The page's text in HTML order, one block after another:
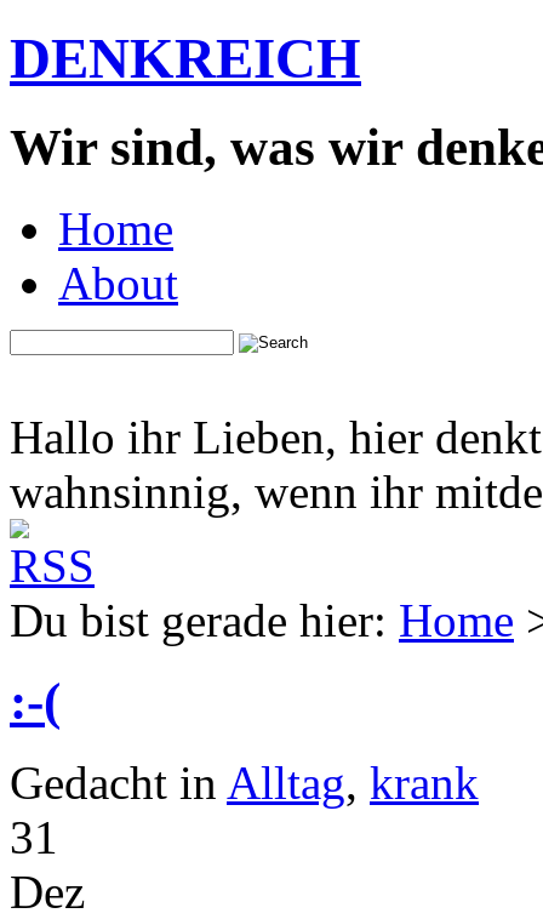
DENKREICH
Wir sind, was wir
Home
About
Hallo ihr Lieben, hier
wahnsinnig, wenn ihr
Du bist gerade hier: Home
:-(
Gedacht in Alltag, krank
31
Dez